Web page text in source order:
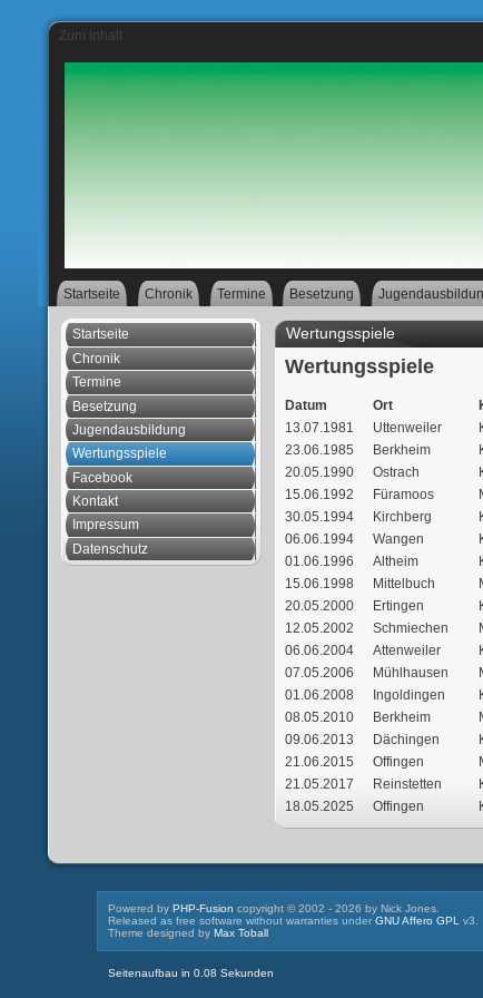
Zum Inhalt
Startseite Chronik Termine Besetzung
Startseite
Chronik
Termine
Besetzung
Jugendausbildung
Wertungsspiele
Facebook
Kontakt
Impressum
Datenschutz
Wertungsspiele
Wertungsspiele
Datum Ort
13.07.1981
Uttenweiler
23.06.1985
Berkheim
20.05.1990
Ostrach
15.06.1992
Füramoos
30.05.1994
Kirchberg
06.06.1994
Wangen
01.06.1996
Altheim
15.06.1998
Mittelbuch
20.05.2000
Ertingen
12.05.2002
Schmiechen
06.06.2004
Attenweiler
07.05.2006
Mühlhausen
01.06.2008
Ingoldingen
08.05.2010
Berkheim
09.06.2013
Dächingen
21.06.2015
Offingen
21.05.2017
Reinstetten
18.05.2025
Offingen
Powered byPHP-Fusion copyright © 2002 - 2026 by Nick Jones.
Released as free software without warranties underGNU Affero GPL v3.
Theme designed byMax Toball
Seitenaufbau in 0.08 Sekunden